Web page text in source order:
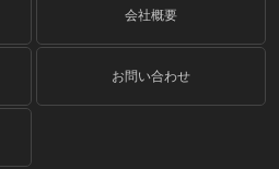
会社概要
お問い合わせ